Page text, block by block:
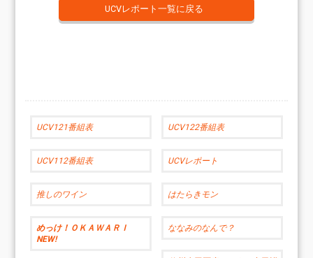
UCVレポート一覧に戻る
UCV121番組表 UCV122番組表
UCV112番組表 UCVレポート
推しのワイン はたらきモン
めっけ！ＯＫＡＷＡＲＩ
NEW!
ななみのなんで？